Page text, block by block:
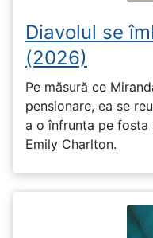
Diavolul se
(2026)
Pe măsură ce
pensionare, ea se
a o înfrunta pe fosta
Emily Charlton.